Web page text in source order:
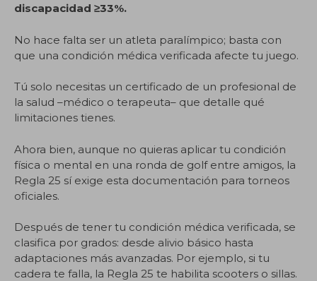
discapacidad ≥33%.
No hace falta ser un atleta paralímpico; basta con
que una condición médica verificada afecte tu juego.
Tú solo necesitas un certificado de un profesional de
la salud –médico o terapeuta– que detalle qué
limitaciones tienes.
Ahora bien, aunque no quieras aplicar tu condición
física o mental en una ronda de golf entre amigos, la
Regla 25 sí exige esta documentación para torneos
oficiales.
Después de tener tu condición médica verificada, se
clasifica por grados: desde alivio básico hasta
adaptaciones más avanzadas. Por ejemplo, si tu
cadera te falla, la Regla 25 te habilita scooters o sillas.